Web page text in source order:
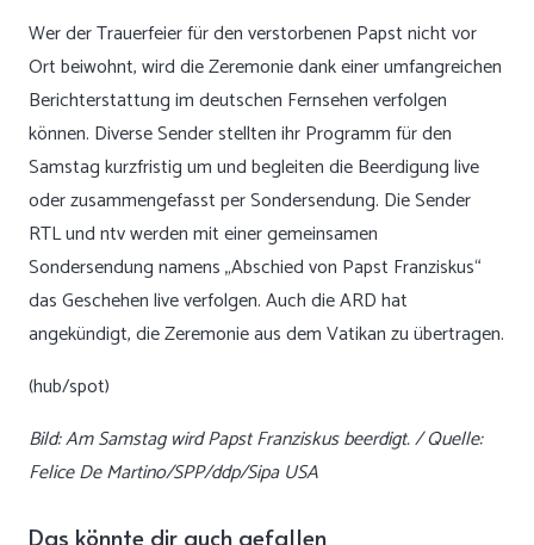
Wer der Trauerfeier für den verstorbenen Papst nicht vor
Ort beiwohnt, wird die Zeremonie dank einer umfangreichen
Berichterstattung im deutschen Fernsehen verfolgen
können. Diverse Sender stellten ihr Programm für den
Samstag kurzfristig um und begleiten die Beerdigung live
oder zusammengefasst per Sondersendung. Die Sender
RTL und ntv werden mit einer gemeinsamen
Sondersendung namens „Abschied von Papst Franziskus“
das Geschehen live verfolgen. Auch die ARD hat
angekündigt, die Zeremonie aus dem Vatikan zu übertragen.
(hub/spot)
Bild: Am Samstag wird Papst Franziskus beerdigt. / Quelle:
Felice De Martino/SPP/ddp/Sipa USA
Das könnte dir auch gefallen